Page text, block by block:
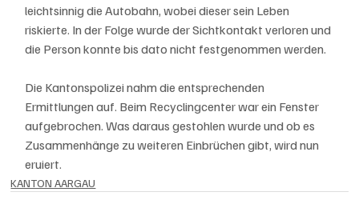
leichtsinnig die Autobahn, wobei dieser sein Leben
riskierte. In der Folge wurde der Sichtkontakt verloren und
die Person konnte bis dato nicht festgenommen werden.
Die Kantonspolizei nahm die entsprechenden
Ermittlungen auf. Beim Recyclingcenter war ein Fenster
aufgebrochen. Was daraus gestohlen wurde und ob es
Zusammenhänge zu weiteren Einbrüchen gibt, wird nun
eruiert.
KANTON AARGAU